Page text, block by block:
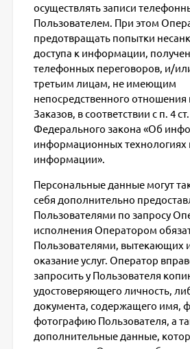
осуществлять записи
Пользователем. При этом
предотвращать попытки
доступа к информации,
телефонных переговоров, и/
третьим лицам, не имеющим
непосредственного
Заказов, в соответствии с п. 4
Федерального закона «Об
информационных технологиях
информации».
Персональные данные могут
себя дополнительно
Пользователями по запросу
исполнения Оператором
Пользователями, вытекающих
оказание услуг. Оператор
запросить у Пользователя
удостоверяющего личность,
документа, содержащего имя,
фотографию Пользователя, а
дополнительные данные,